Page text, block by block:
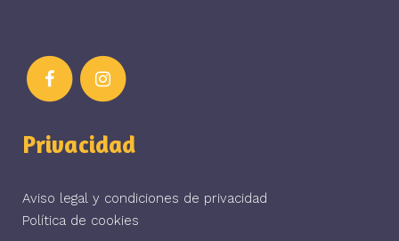
Privacidad
Aviso legal y condiciones de privacidad
Política de cookies